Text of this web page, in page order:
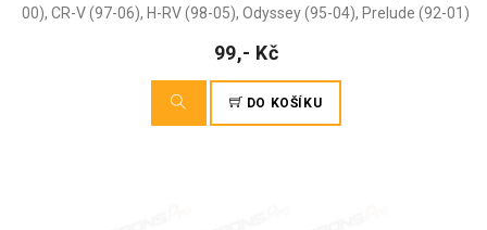
00), CR-V (97-06), H-RV (98-05), Odyssey (95-04), Prelude (92-01)
99,- Kč
DO KOŠÍKU